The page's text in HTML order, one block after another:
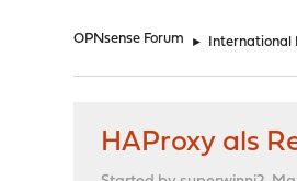
OPNsense Forum ► International
HAProxy als